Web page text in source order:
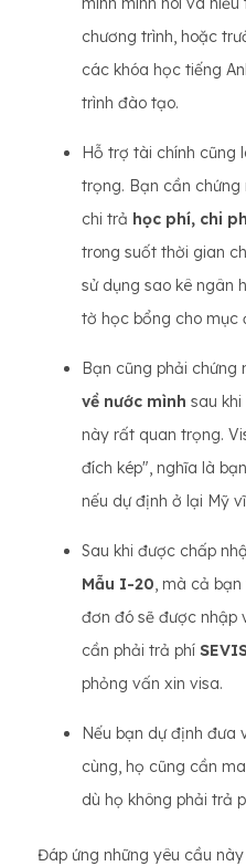
chương trình, hoặc
các khóa học tiếng
trình đào tạo.
Hỗ trợ tài chính cũng
trọng. Bạn cần chứng
chi trả học phí, chi
trong suốt thời gian
sử dụng sao kê ngân
tờ học bổng cho mục
Bạn cũng phải chứng
về nước mình sau
này rất quan trọng.
đích kép", nghĩa là
nếu dự định ở lại Mỹ
Sau khi được chấp
Mẫu I-20, mà cả
đơn đó sẽ được nhập
cần phải trả phí
phỏng vấn xin visa.
Nếu bạn dự định đưa
cùng, họ cũng cần
dù họ không phải trả
Đáp ứng những yêu cầu